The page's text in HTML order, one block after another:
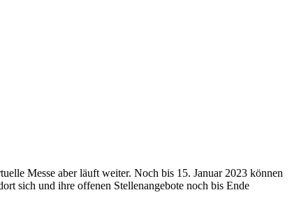
Messe aber läuft weiter. Noch bis 15. Januar 2023 können
sich und ihre offenen Stellenangebote noch bis Ende